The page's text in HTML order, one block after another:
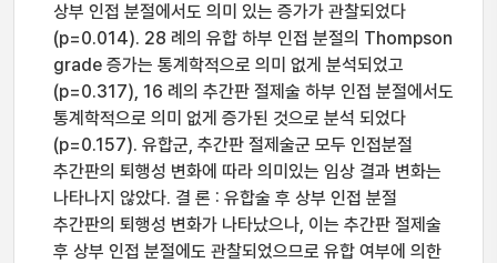
상부 인접 분절에서도 의미 있는 증가가 관찰되었다
(p=0.014). 28 례의 유합 하부 인접 분절의 Thompson
grade 증가는 통계학적으로 의미 없게 분석되었고
(p=0.317), 16 례의 추간판 절제술 하부 인접 분절에서도
통계학적으로 의미 없게 증가된 것으로 분석 되었다
(p=0.157). 유합군, 추간판 절제술군 모두 인접분절
추간판의 퇴행성 변화에 따라 의미있는 임상 결과 변화는
나타나지 않았다. 결 론 : 유합술 후 상부 인접 분절
추간판의 퇴행성 변화가 나타났으나, 이는 추간판 절제술
후 상부 인접 분절에도 관찰되었으므로 유합 여부에 의한